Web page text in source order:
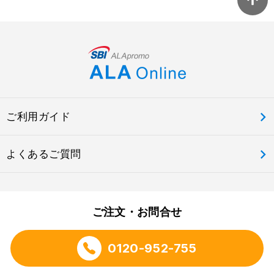
ご利用ガイド
よくあるご質問
ご注文・お問合せ
0120-952-755